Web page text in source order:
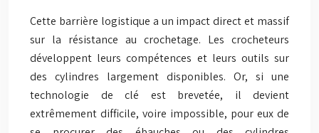
Cette barrière logistique a un impact direct et massif
sur la résistance au crochetage. Les crocheteurs
développent leurs compétences et leurs outils sur
des cylindres largement disponibles. Or, si une
technologie de clé est brevetée, il devient
extrêmement difficile, voire impossible, pour eux de